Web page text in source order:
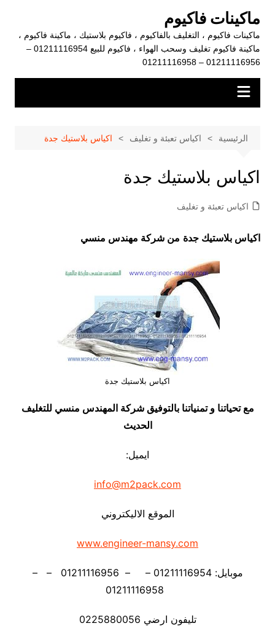
المحتوى
ماكينات فاكيوم
ماكينات فاكيوم ، التغليف بالفاكيوم ، فاكيوم بلاستيك ، ماكينة فاكيوم ،
ماكينة فاكيوم تغليف وسحب الهواء ، فاكيوم للبيع 01211116954 –
01211116956 – 01211116958
الرئيسية اكياس تعبئة و تغليف اكياس بلاستيك جدة
اكياس بلاستيك جدة
اكياس تعبئة و تغليف
اكياس بلاستيك جدة من شركة مهندس منسي
اكياس بلاستيك جدة
مع تحياتنا و تمنياتنا بالتوفيق شركة المهندس منسي للتغليف
الحديث
ايميل:
info@m2pack.com
الموقع الاليكتروني
www.engineer-mansy.com
موبايل: 01211116954 – – 01211116956 – –
تليفون ارضي 0225880056